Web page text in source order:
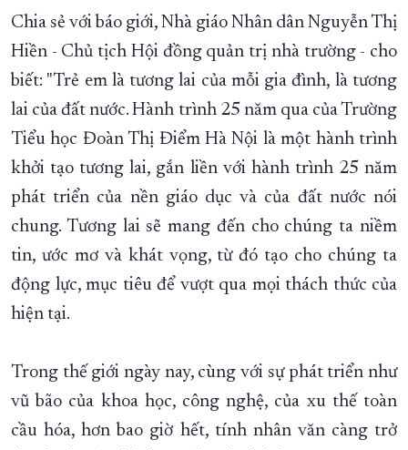
Chia sẻ với báo giới, Nhà giáo Nhân dân Nguyễn Thị
Hiền - Chủ tịch Hội đồng quản trị nhà trường - cho
biết: "Trẻ em là tương lai của mỗi gia đình, là tương
lai của đất nước. Hành trình 25 năm qua của Trường
Tiểu học Đoàn Thị Điểm Hà Nội là một hành trình
khởi tạo tương lai, gắn liền với hành trình 25 năm
phát triển của nền giáo dục và của đất nước nói
chung. Tương lai sẽ mang đến cho chúng ta niềm
tin, ước mơ và khát vọng, từ đó tạo cho chúng ta
động lực, mục tiêu để vượt qua mọi thách thức của
hiện tại.
Trong thế giới ngày nay, cùng với sự phát triển như
vũ bão của khoa học, công nghệ, của xu thế toàn
cầu hóa, hơn bao giờ hết, tính nhân văn càng trở